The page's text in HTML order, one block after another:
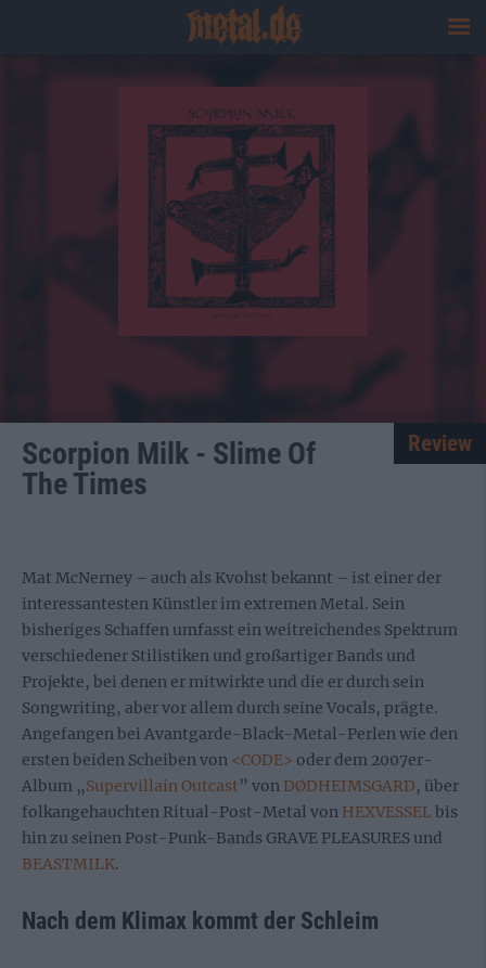
Scorpion Milk - Slime Of
The Times
Review
Mat McNerney – auch als Kvohst bekannt – ist einer der
interessantesten Künstler im extremen Metal. Sein
bisheriges Schaffen umfasst ein weitreichendes Spektrum
verschiedener Stilistiken und großartiger Bands und
Projekte, bei denen er mitwirkte und die er durch sein
Songwriting, aber vor allem durch seine Vocals, prägte.
Angefangen bei Avantgarde-Black-Metal-Perlen wie den
ersten beiden Scheiben von <CODE> oder dem 2007er-
Album „Supervillain Outcast” von DØDHEIMSGARD, über
folkangehauchten Ritual-Post-Metal von HEXVESSEL bis
hin zu seinen Post-Punk-Bands GRAVE PLEASURES und
BEASTMILK.
Nach dem Klimax kommt der Schleim